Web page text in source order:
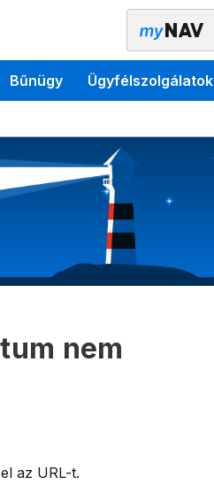
Bűnügy Ügyfélszolgálatok
nem
az URL-t.